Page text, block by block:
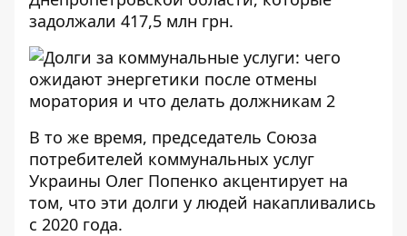
задолжали 417,5 млн грн.
В то же время, председатель Союза
потребителей коммунальных услуг
Украины Олег Попенко акцентирует на
том, что эти долги у людей накапливались
с 2020 года.